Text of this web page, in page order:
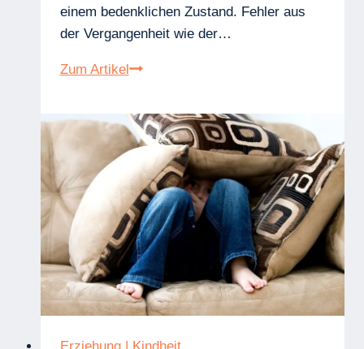
einem bedenklichen Zustand. Fehler aus
der Vergangenheit wie der…
Zum ArtikelBildungsdefizit
der
Wirtschafts-
und
Unternehmensbildung
in
Deutschland